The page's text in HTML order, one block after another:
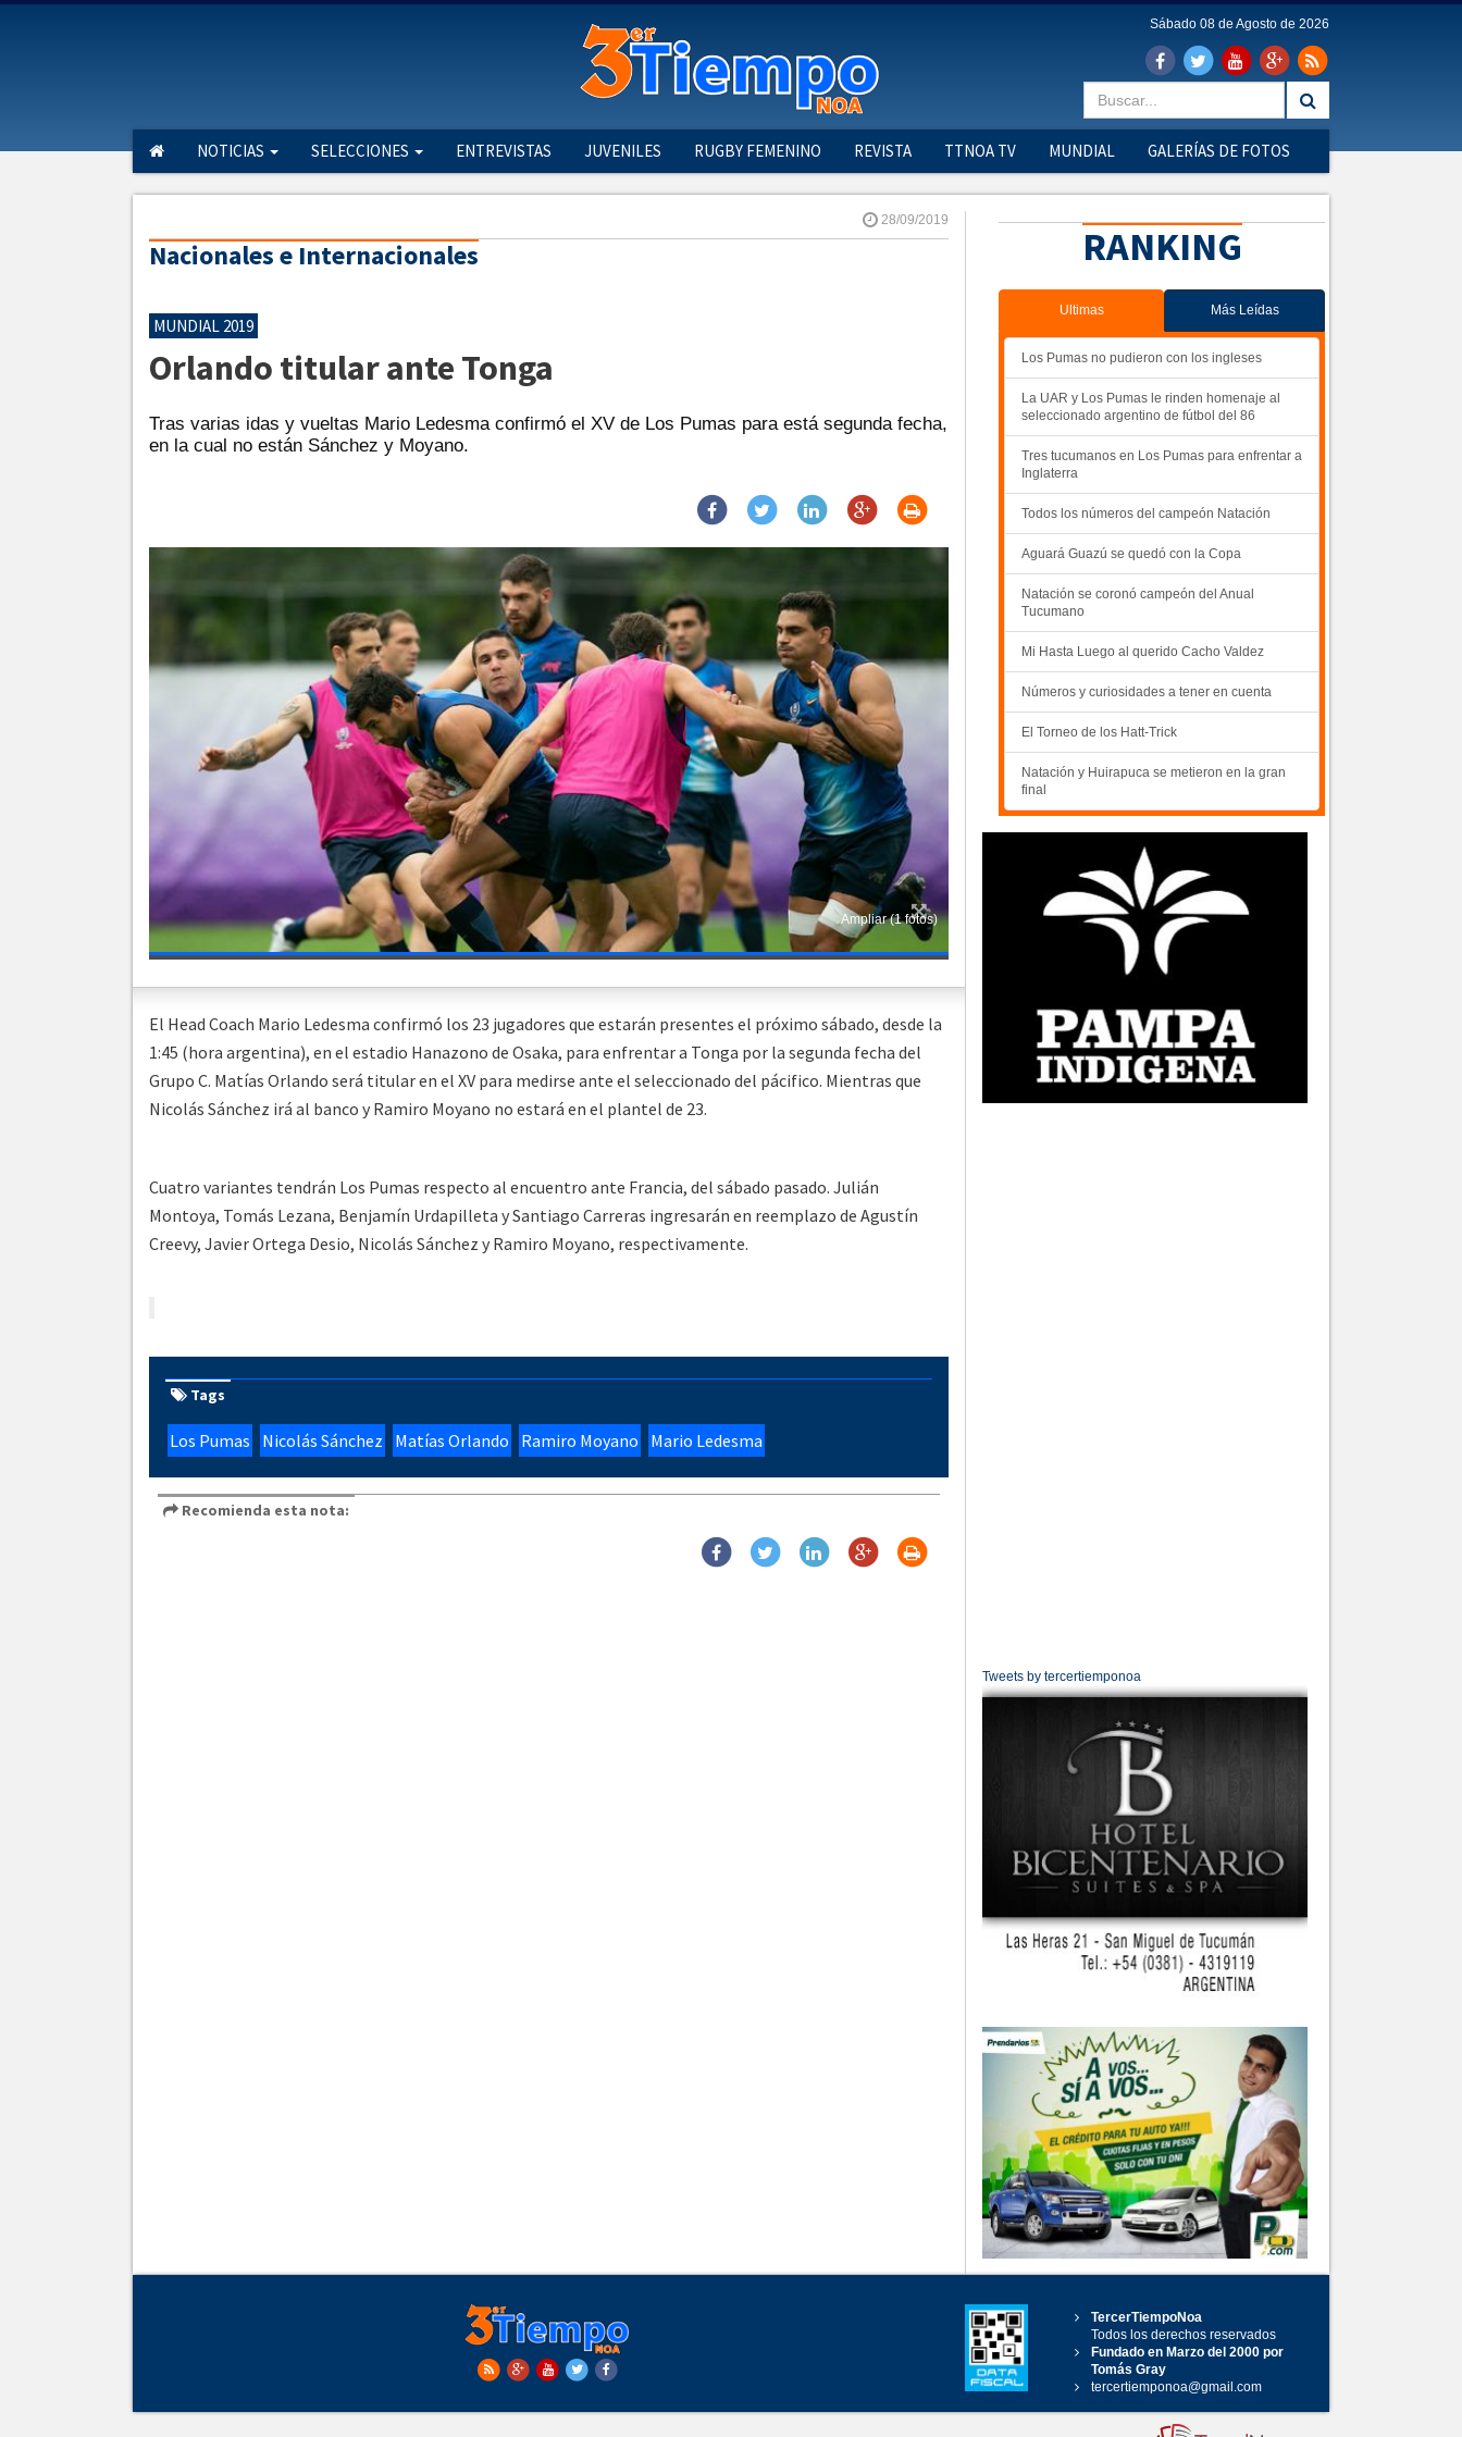
Sábado 08 de Agosto de 2026
NOTICIAS SELECCIONES ENTREVISTAS JUVENILES RUGBY FEMENINO REVISTA TTNOA TV MUNDIAL GALERÍAS DE FOTOS
28/09/2019
Nacionales e Internacionales
MUNDIAL 2019
Orlando titular ante Tonga
Tras varias idas y vueltas Mario Ledesma confirmó el XV de Los Pumas para está segunda fecha,
en la cual no están Sánchez y Moyano.
Ampliar (1 fotos)
El Head Coach Mario Ledesma confirmó los 23 jugadores que estarán presentes el próximo sábado, desde la
1:45 (hora argentina), en el estadio Hanazono de Osaka, para enfrentar a Tonga por la segunda fecha del
Grupo C. Matías Orlando será titular en el XV para medirse ante el seleccionado del pácifico. Mientras que
Nicolás Sánchez irá al banco y Ramiro Moyano no estará en el plantel de 23.
Cuatro variantes tendrán Los Pumas respecto al encuentro ante Francia, del sábado pasado. Julián
Montoya, Tomás Lezana, Benjamín Urdapilleta y Santiago Carreras ingresarán en reemplazo de Agustín
Creevy, Javier Ortega Desio, Nicolás Sánchez y Ramiro Moyano, respectivamente.
Tags
Los Pumas Nicolás Sánchez Matías Orlando Ramiro Moyano Mario Ledesma
Recomienda esta nota:
RANKING
Ultimas Más Leídas
Los Pumas no pudieron con los ingleses
La UAR y Los Pumas le rinden homenaje al
seleccionado argentino de fútbol del 86
Tres tucumanos en Los Pumas para enfrentar a
Inglaterra
Todos los números del campeón Natación
Aguará Guazú se quedó con la Copa
Natación se coronó campeón del Anual
Tucumano
Mi Hasta Luego al querido Cacho Valdez
Números y curiosidades a tener en cuenta
El Torneo de los Hatt-Trick
Natación y Huirapuca se metieron en la gran
final
Tweets by tercertiemponoa
TercerTiempoNoa
Todos los derechos reservados
Fundado en Marzo del 2000 por
Tomás Gray
tercertiemponoa@gmail.com